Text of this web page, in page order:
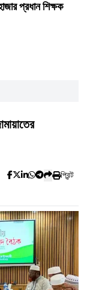
প্রধান শিক্ষক
প্রিন্ট